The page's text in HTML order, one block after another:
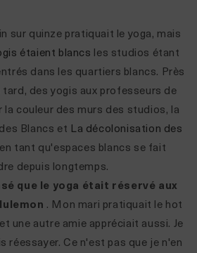
sur quinze pratiquait le yoga, mais
étaient blancs les studios étant
dans les quartiers blancs. Près
tard, des yogis aux professeurs de
la couleur des murs des studios, la
Blancs et La décolonisation des
en tant qu'espaces blancs se fait
depuis longtemps.
que le yoga était réservé aux
. Mon mari pratiquait le hot
une autre amie appréciait aussi. Je
réessayer. Ce n'est pas que je n'en